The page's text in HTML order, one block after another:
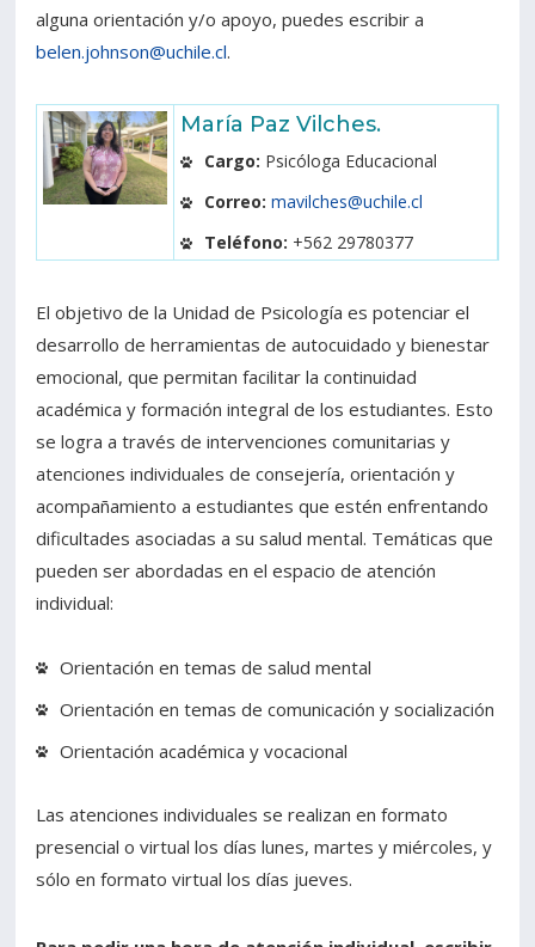
alguna orientación y/o apoyo, puedes escribir a
belen.johnson@uchile.cl.
María Paz Vilches.
Cargo: Psicóloga Educacional
Correo:mavilches@uchile.cl
Teléfono: +562 29780377
El objetivo de la Unidad de Psicología es potenciar el
desarrollo de herramientas de autocuidado y bienestar
emocional, que permitan facilitar la continuidad
académica y formación integral de los estudiantes. Esto
se logra a través de intervenciones comunitarias y
atenciones individuales de consejería, orientación y
acompañamiento a estudiantes que estén enfrentando
dificultades asociadas a su salud mental. Temáticas que
pueden ser abordadas en el espacio de atención
individual:
Orientación en temas de salud mental
Orientación en temas de comunicación y socialización
Orientación académica y vocacional
Las atenciones individuales se realizan en formato
presencial o virtual los días lunes, martes y miércoles, y
sólo en formato virtual los días jueves.